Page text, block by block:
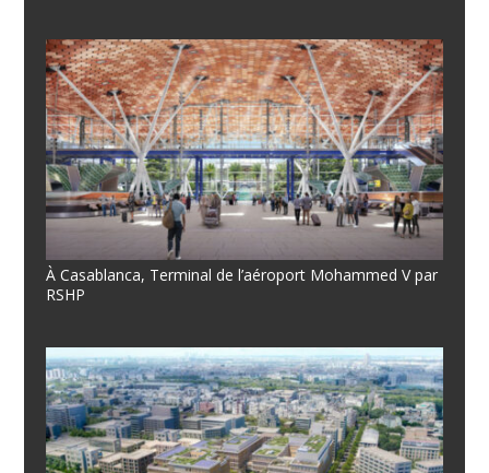
À Casablanca, Terminal de l’aéroport Mohammed V par
RSHP